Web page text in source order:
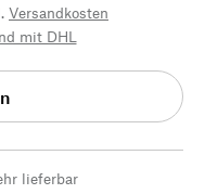
Versandkosten
mit DHL
lieferbar